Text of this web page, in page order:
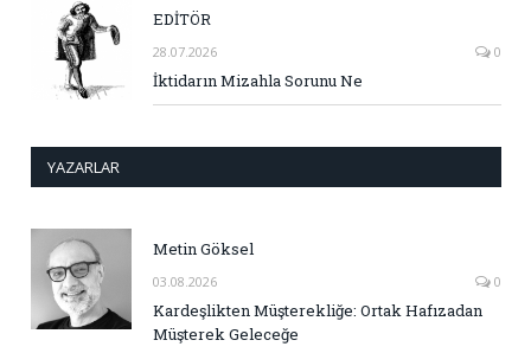
EDİTÖR
28.07.2026 0
İktidarın Mizahla Sorunu Ne
YAZARLAR
Metin Göksel
03.08.2026 0
Kardeşlikten Müşterekliğe: Ortak Hafızadan
Müşterek Geleceğe